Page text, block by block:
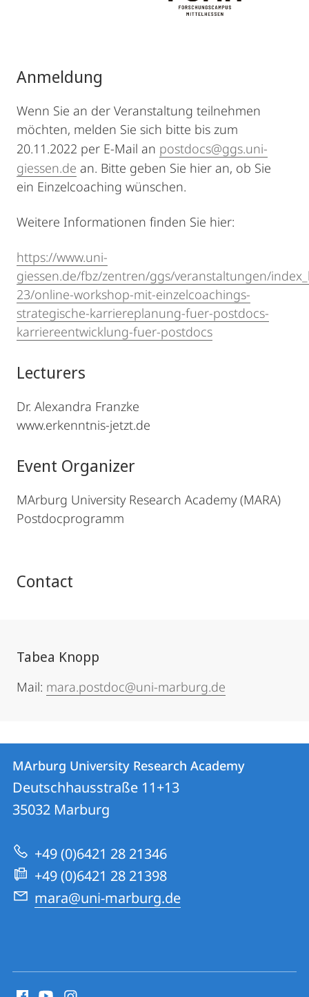
Anmeldung
Wenn Sie an der Veranstaltung teilnehmen
möchten, melden Sie sich bitte bis zum
20.11.2022 per E-Mail an postdocs@ggs.uni-
giessen.de an. Bitte geben Sie hier an, ob Sie
ein Einzelcoaching wünschen.
Weitere Informationen finden Sie hier:
https://www.uni-
giessen.de/fbz/zentren/ggs/veranstaltungen/
23/online-workshop-mit-einzelcoachings-
strategische-karriereplanung-fuer-postdocs-
karriereentwicklung-fuer-postdocs
Lecturers
Dr. Alexandra Franzke
www.erkenntnis-jetzt.de
Event Organizer
MArburg University Research Academy (MARA)
Postdocprogramm
Contact
Tabea Knopp
Mail: mara.postdoc@uni-marburg.de
Contact
Contact
details
MArburg
University
Research
Academy
MArburg University Research Academy
Deutschhausstraße 11+13
35032 Marburg
+49 (0)6421 28 21346
+49 (0)6421 28 21398
mara@uni-marburg.de